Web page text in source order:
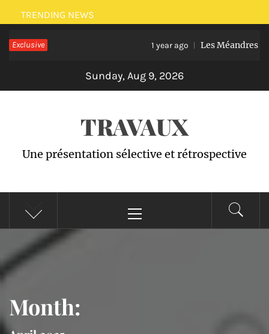
Skip
to
content
TRENDING NEWS
Exclusive 1 year ago Les Méandres du
Sunday, Aug 9, 2026
TRAVAUX
Une présentation sélective et rétrospective
Menu
Month: